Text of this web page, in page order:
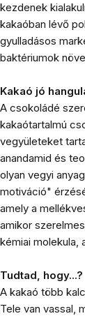
kezdenek
kakaóban lévő
gyulladásos
baktériumok
Kakaó jó
A csokoládé
kakaótartalmú
vegyületeket
anandamid és
olyan vegyi
motiváció"
amely a
amikor
kémiai molekula,
Tudtad, hogy...?
A kakaó több
Tele van vassal,